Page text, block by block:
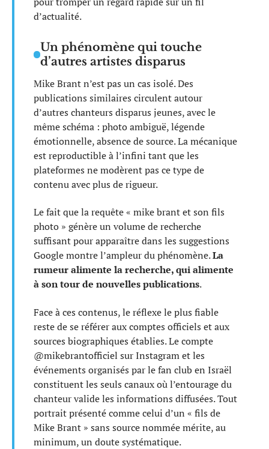
d’actualité.
Un phénomène qui touche
d’autres artistes disparus
Mike Brant n’est pas un cas isolé. Des
publications similaires circulent autour
d’autres chanteurs disparus jeunes, avec le
même schéma : photo ambiguë, légende
émotionnelle, absence de source. La mécanique
est reproductible à l’infini tant que les
plateformes ne modèrent pas ce type de
contenu avec plus de rigueur.
Le fait que la requête « mike brant et son fils
photo » génère un volume de recherche
suffisant pour apparaître dans les suggestions
Google montre l’ampleur du phénomène.La
rumeur alimente la recherche, qui alimente
à son tour de nouvelles publications.
Face à ces contenus, le réflexe le plus fiable
reste de se référer aux comptes officiels et aux
sources biographiques établies. Le compte
@mikebrantofficiel sur Instagram et les
événements organisés par le fan club en Israël
constituent les seuls canaux où l’entourage du
chanteur valide les informations diffusées. Tout
portrait présenté comme celui d’un « fils de
Mike Brant » sans source nommée mérite, au
minimum, un doute systématique.